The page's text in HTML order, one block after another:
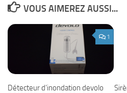
VOUS AIMEREZ AUSSI...
1
Détecteur d’inondation devolo